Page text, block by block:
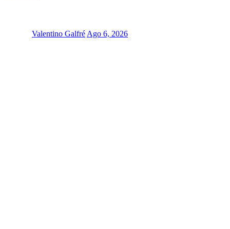
Valentino Galfré Ago 6, 2026